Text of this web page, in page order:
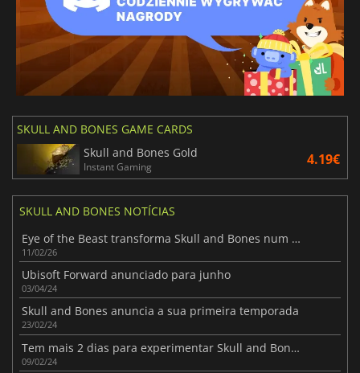
SKULL AND BONES GAME CARDS
Skull and Bones Gold
Instant Gaming 4.19€
SKULL AND BONES NOTÍCIAS
Eye of the Beast transforma Skull and Bones num filme de terror marítimo
11/02/26
Ubisoft Forward anunciado para junho
03/04/24
Skull and Bones anuncia a sua primeira temporada
23/02/24
Tem mais 2 dias para experimentar Skull and Bones gratuitamente
09/02/24